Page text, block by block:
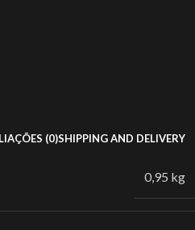
(0)SHIPPING AND DELIVERY
0,95 kg